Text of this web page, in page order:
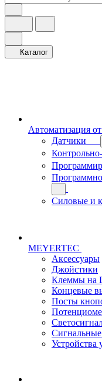
Каталог
Автоматизация
Датчики
Силовые и
MEYERTEC
Аксессуары
Джойстики
Клеммы на
Концевые
Посты
Сигнальные
Устройства